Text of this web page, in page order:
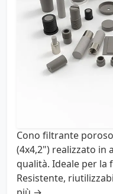
Cono filtrante
(4x4,2") realizzato in
qualità. Ideale per la
Resistente,